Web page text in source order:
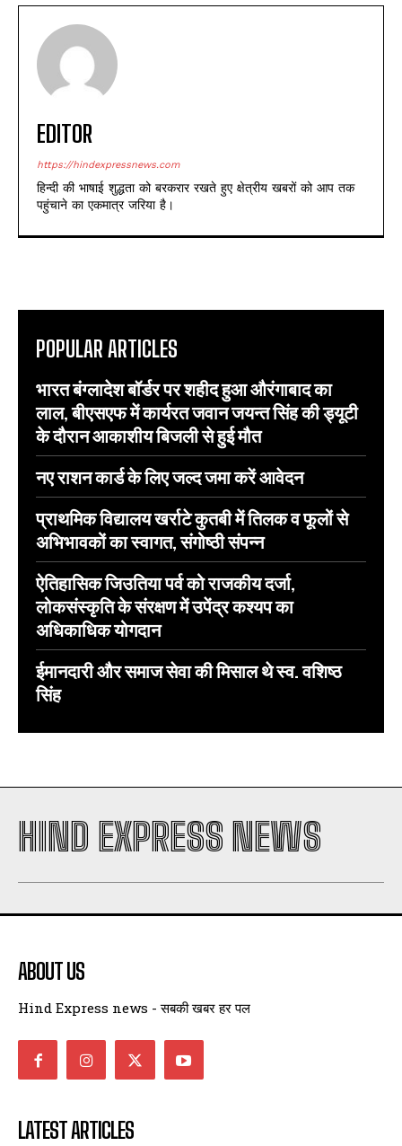
EDITOR
https://hindexpressnews.com
हिन्दी की भाषाई शुद्धता को बरकरार रखते हुए क्षेत्रीय खबरों को आप तक
पहुंचाने का एकमात्र जरिया है।
POPULAR ARTICLES
भारत बंग्लादेश बॉर्डर पर शहीद हुआ औरंगाबाद का
लाल, बीएसएफ में कार्यरत जवान जयन्त सिंह की ड्यूटी
के दौरान आकाशीय बिजली से हुई मौत
नए राशन कार्ड के लिए जल्द जमा करें आवेदन
प्राथमिक विद्यालय खर्राटे कुतबी में तिलक व फूलों से
अभिभावकों का स्वागत, संगोष्ठी संपन्न
ऐतिहासिक जिउतिया पर्व को राजकीय दर्जा,
लोकसंस्कृति के संरक्षण में उपेंद्र कश्यप का
अधिकाधिक योगदान
ईमानदारी और समाज सेवा की मिसाल थे स्व. वशिष्ठ
सिंह
HIND EXPRESS NEWS
ABOUT US
Hind Express news - सबकी खबर हर पल
LATEST ARTICLES